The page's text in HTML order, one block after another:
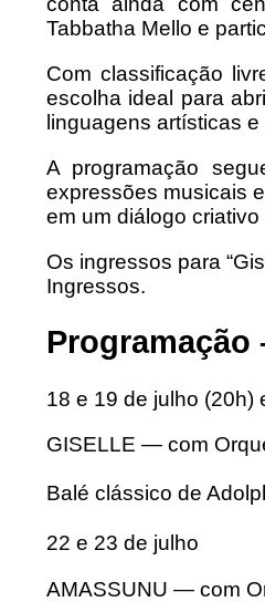
Tabbatha Mello e
Com classificação
escolha ideal para
linguagens artísticas
A programação
expressões musicais
em um diálogo
Os ingressos para
Ingressos.
Programação
18 e 19 de julho (20h)
GISELLE — com
Balé clássico de
22 e 23 de julho
AMASSUNU — com